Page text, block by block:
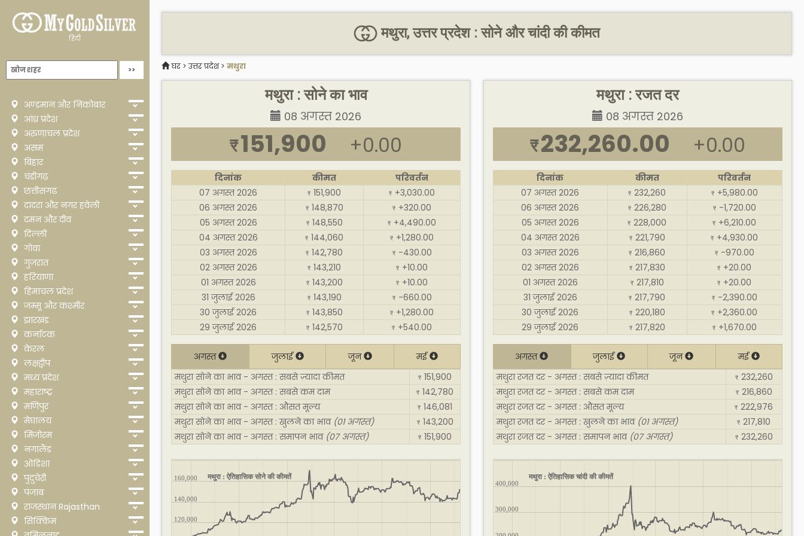
हिंदी
अण्डमान और निकोबार
आंध्र प्रदेश
अरुणाचल प्रदेश
असम
बिहार
चंडीगढ़
छत्तीसगढ
दादरा और नगर हवेली
दमन और दीव
दिल्ली
गोवा
गुजरात
हरियाणा
हिमाचल प्रदेश
जम्मू और कश्मीर
झारखंड
कर्नाटक
केरल
लक्षद्वीप
मध्य प्रदेश
महाराष्ट्र
मणिपुर
मेघालय
मिजोरम
नगालैंड
ओडिशा
पुदुचेरी
पंजाब
राजस्थान Rajasthan
सिक्किम
मथुरा, उत्तर प्रदेश : सोने और चांदी की कीमत
घर >उत्तर प्रदेश> मथुरा
मथुरा : सोने का भाव
08 अगस्त 2026
₹151,900 +0.00
दिनांक कीमत
परिवर्तन
07 अगस्त 2026
₹ 151,900 ₹ +3,030.00
06 अगस्त 2026
₹ 148,870 ₹ +320.00
05 अगस्त 2026
₹ 148,550 ₹ +4,490.00
04 अगस्त 2026
₹ 144,060 ₹ +1,280.00
03 अगस्त 2026
₹ 142,780 ₹ -430.00
02 अगस्त 2026
₹ 143,210 ₹ +10.00
01 अगस्त 2026
₹ 143,200 ₹ +10.00
31 जुलाई 2026
₹ 143,190 ₹ -660.00
30 जुलाई 2026
₹ 143,850 ₹ +1,280.00
29 जुलाई 2026
₹ 142,570 ₹ +540.00
अगस्त जुलाई जून
मई
मथुरा सोने का भाव - अगस्त : सबसे ज़्यादा कीमत
₹ 151,900
मथुरा सोने का भाव - अगस्त : सबसे कम दाम
₹ 142,780
मथुरा सोने का भाव - अगस्त : औसत मूल्य
₹ 146,081
मथुरा सोने का भाव - अगस्त : खुलने का भाव (01 अगस्त) ₹ 143,200
मथुरा सोने का भाव - अगस्त : समापन भाव (07 अगस्त) ₹ 151,900
मथुरा : ऐतिहासिक सोने की कीमतें
120,000
140,000
160,000
मथुरा : रजत दर
08 अगस्त 2026
₹232,260.00 +0.00
दिनांक कीमत
परिवर्तन
07 अगस्त 2026
₹ 232,260 ₹ +5,980.00
06 अगस्त 2026
₹ 226,280 ₹ -1,720.00
05 अगस्त 2026
₹ 228,000 ₹ +6,210.00
04 अगस्त 2026
₹ 221,790 ₹ +4,930.00
03 अगस्त 2026
₹ 216,860 ₹ -970.00
02 अगस्त 2026
₹ 217,830 ₹ +20.00
01 अगस्त 2026
₹ 217,810 ₹ +20.00
31 जुलाई 2026
₹ 217,790 ₹ -2,390.00
30 जुलाई 2026
₹ 220,180 ₹ +2,360.00
29 जुलाई 2026
₹ 217,820 ₹ +1,670.00
अगस्त जुलाई जून
मई
मथुरा रजत दर - अगस्त : सबसे ज़्यादा कीमत
₹ 232,260
मथुरा रजत दर - अगस्त : सबसे कम दाम
₹ 216,860
मथुरा रजत दर - अगस्त : औसत मूल्य
₹ 222,976
मथुरा रजत दर - अगस्त : खुलने का भाव (01 अगस्त) ₹ 217,810
मथुरा रजत दर - अगस्त : समापन भाव (07 अगस्त) ₹ 232,260
मथुरा : ऐतिहासिक चांदी की कीमतें
300,000
400,000